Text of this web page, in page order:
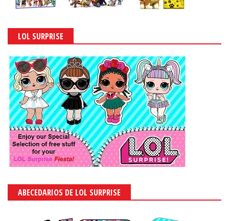
LOL SURPRISE
ABECEDARIOS DE LOL SURPRISE